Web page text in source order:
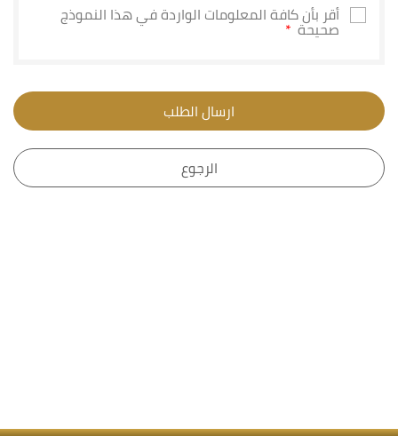
أقر بأن كافة المعلومات الواردة في هذا النموذج
صحيحة
ارسال الطلب
الرجوع